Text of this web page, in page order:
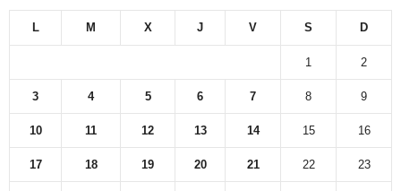
L M X J V S D
1 2
3 4 5 6 7 8 9
10 11 12 13 14 15 16
17 18 19 20 21 22 23